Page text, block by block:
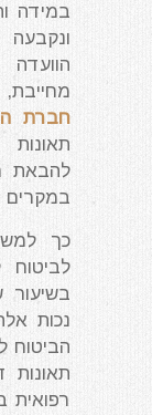
במידה
חברת
להבאת
במקרים
כך
לביטוח
נכות
הביטוח
תאונות